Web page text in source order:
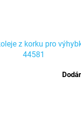
z korku pro
44581